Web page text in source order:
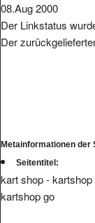
08.Aug 2000
Der Linkstatus
Der
Metainformationen der
Seitentitel:
kart shop -
kartshop go